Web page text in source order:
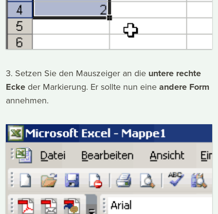
3. Setzen Sie den Mauszeiger an die untere rechte
Ecke der Markierung. Er sollte nun eine andere Form
annehmen.